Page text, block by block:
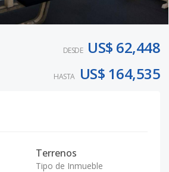
DESDE US$ 62,448
HASTA US$ 164,535
Terrenos
Tipo de Inmueble